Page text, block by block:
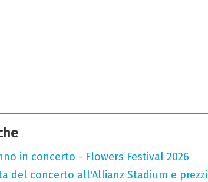
in concerto - Flowers Festival 2026
del concerto all'Allianz Stadium e